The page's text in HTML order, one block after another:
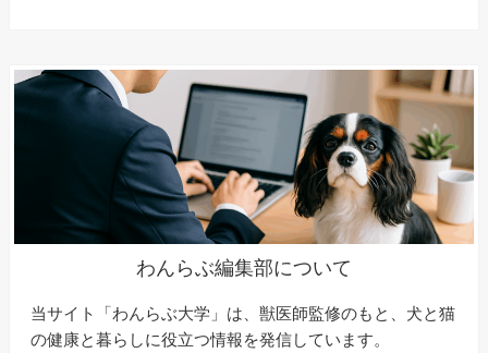
わんらぶ編集部について
当サイト「わんらぶ大学」は、獣医師監修のもと、犬と猫
の健康と暮らしに役立つ情報を発信しています。